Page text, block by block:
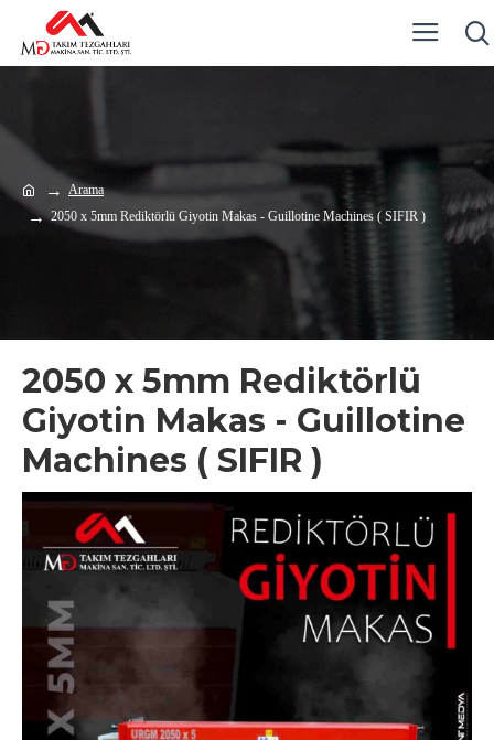
Arama
2050 x 5mm Rediktörlü Giyotin Makas - Guillotine Machines ( SIFIR )
2050 x 5mm Rediktörlü
Giyotin Makas - Guillotine
Machines ( SIFIR )